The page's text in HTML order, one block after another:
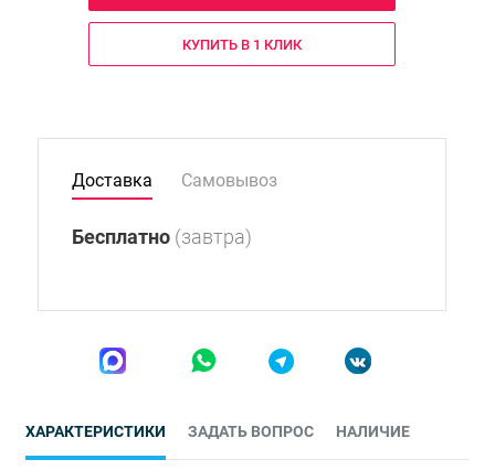
КУПИТЬ В 1 КЛИК
Доставка Самовывоз
Бесплатно (завтра)
ХАРАКТЕРИСТИКИ ЗАДАТЬ ВОПРОС НАЛИЧИЕ